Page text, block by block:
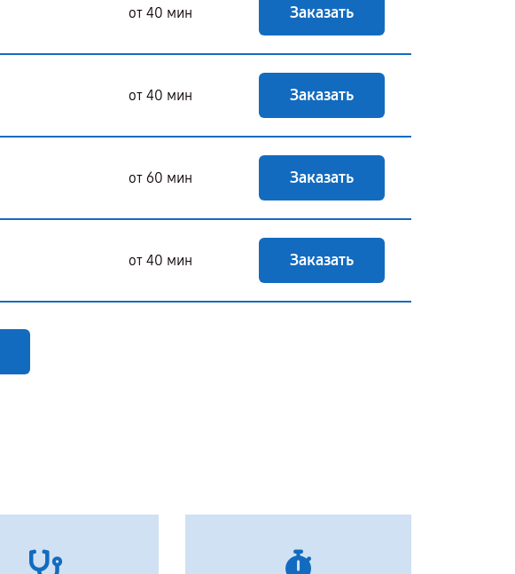
от 40 мин Заказать
от 40 мин Заказать
от 60 мин Заказать
от 40 мин Заказать